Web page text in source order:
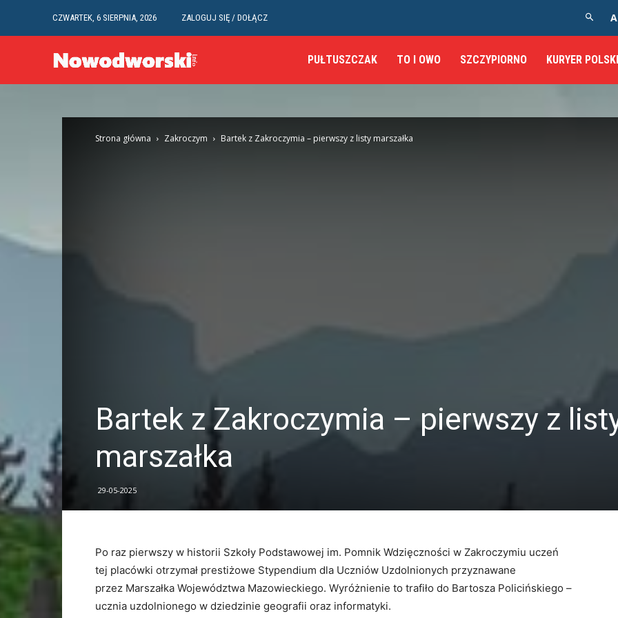
CZWARTEK, 6 SIERPNIA, 2026 ZALOGUJ SIĘ / DOŁĄCZ
PUŁTUSZCZAK TO I OWO SZCZYPIORNO KURYER
Strona główna Zakroczym Bartek z Zakroczymia – pierwszy z listy marszałka
Bartek z Zakroczymia – pierwszy z
marszałka
29-05-2025
Po raz pierwszy w historii Szkoły Podstawowej im. Pomnik Wdzięczności w Zakroczymiu uczeń
tej placówki otrzymał prestiżowe Stypendium dla Uczniów Uzdolnionych przyznawane
przez Marszałka Województwa Mazowieckiego. Wyróżnienie to trafiło do Bartosza Policińskiego –
ucznia uzdolnionego w dziedzinie geografii oraz informatyki.